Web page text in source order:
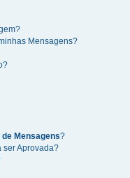
Mensagens?
de Mensagens?
ser Aprovada?